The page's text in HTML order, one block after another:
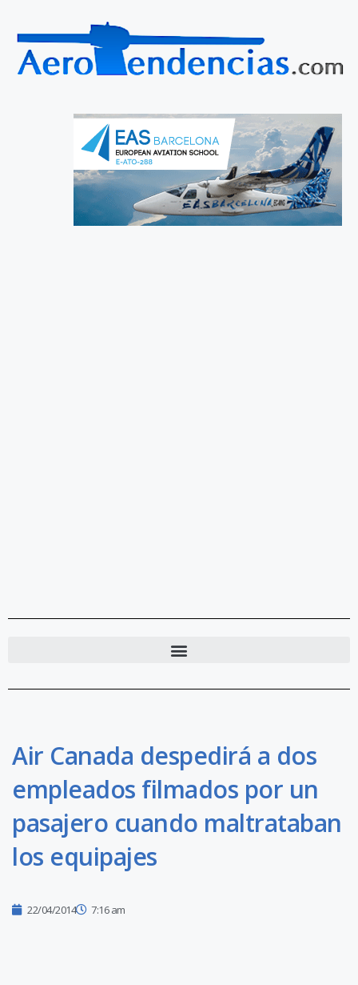
Air Canada despedirá a dos
empleados filmados por un
pasajero cuando maltrataban
los equipajes
22/04/2014 7:16 am